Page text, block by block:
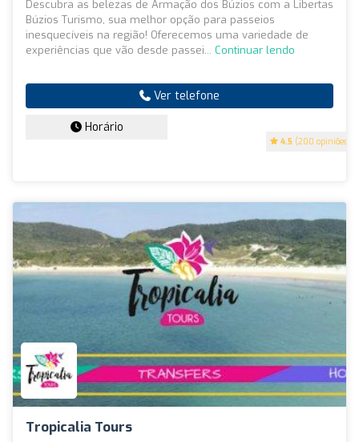
4.5 (200 opiniões)
Descubra as belezas de Armação dos Búzios com a Libertas
Búzios Turismo, sua melhor opção para passeios
inesquecíveis na região! Oferecemos uma variedade de
experiências que vão desde passei... Continuar lendo
Ver telefone
Horário
Tropicalia Tours